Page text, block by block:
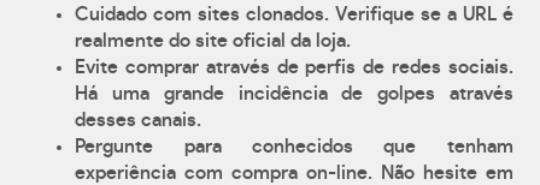
Cuidado com sites clonados. Verifique se a URL é
realmente do site oficial da loja.
Evite comprar através de perfis de redes sociais.
Há uma grande incidência de golpes através
desses canais.
Pergunte para conhecidos que tenham
experiência com compra on-line. Não hesite em